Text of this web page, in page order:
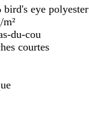
bird's eye polyester
m²
du-cou
courtes